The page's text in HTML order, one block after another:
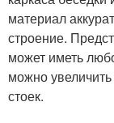
материал
строение.
может иметь
можно
стоек.